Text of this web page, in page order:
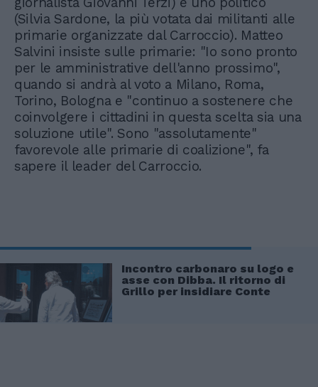
(Silvia Sardone, la più votata dai militanti alle
primarie organizzate dal Carroccio). Matteo
Salvini insiste sulle primarie: "Io sono pronto
per le amministrative dell'anno prossimo",
quando si andrà al voto a Milano, Roma,
Torino, Bologna e "continuo a sostenere che
coinvolgere i cittadini in questa scelta sia una
soluzione utile". Sono "assolutamente"
favorevole alle primarie di coalizione", fa
sapere il leader del Carroccio.
Incontro carbonaro su logo e
asse con Dibba. Il ritorno di
Grillo per insidiare Conte